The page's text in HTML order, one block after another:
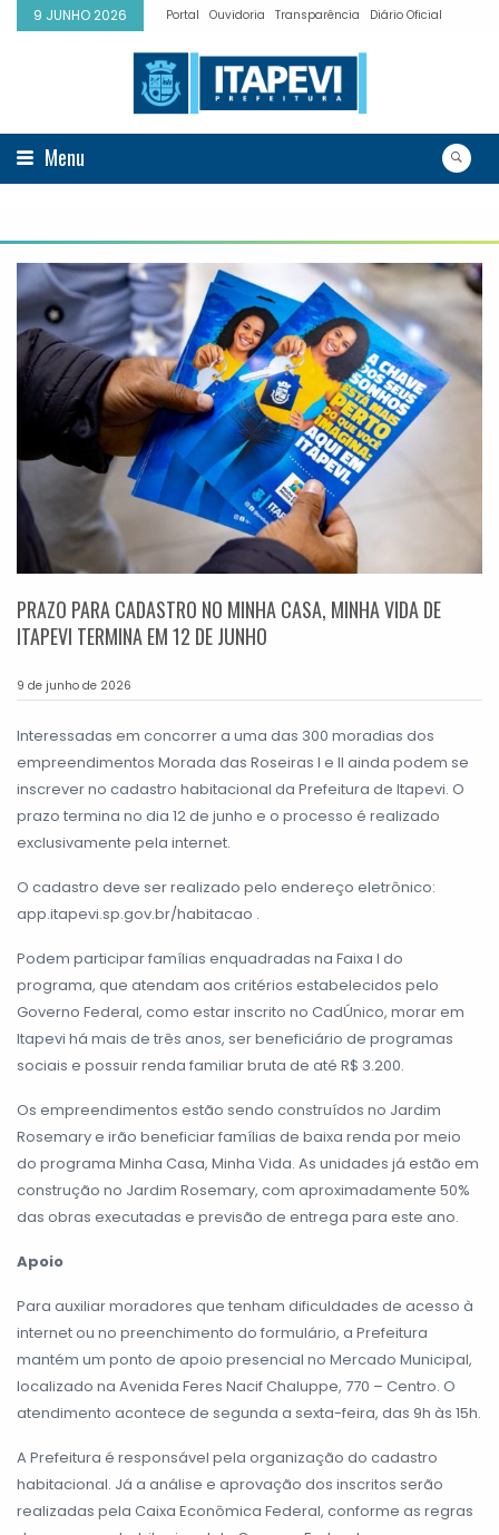
9 JUNHO 2026 Portal Ouvidoria Transparência Diário Oficial
Menu
PRAZO PARA CADASTRO NO MINHA CASA, MINHA VIDA DE
ITAPEVI TERMINA EM 12 DE JUNHO
9 de junho de 2026
Interessadas em concorrer a uma das 300 moradias dos
empreendimentos Morada das Roseiras I e II ainda podem se
inscrever no cadastro habitacional da Prefeitura de Itapevi. O
prazo termina no dia 12 de junho e o processo é realizado
exclusivamente pela internet.
O cadastro deve ser realizado pelo endereço eletrônico:
app.itapevi.sp.gov.br/habitacao .
Podem participar famílias enquadradas na Faixa I do
programa, que atendam aos critérios estabelecidos pelo
Governo Federal, como estar inscrito no CadÚnico, morar em
Itapevi há mais de três anos, ser beneficiário de programas
sociais e possuir renda familiar bruta de até R$ 3.200.
Os empreendimentos estão sendo construídos no Jardim
Rosemary e irão beneficiar famílias de baixa renda por meio
do programa Minha Casa, Minha Vida. As unidades já estão em
construção no Jardim Rosemary, com aproximadamente 50%
das obras executadas e previsão de entrega para este ano.
Apoio
Para auxiliar moradores que tenham dificuldades de acesso à
internet ou no preenchimento do formulário, a Prefeitura
mantém um ponto de apoio presencial no Mercado Municipal,
localizado na Avenida Feres Nacif Chaluppe, 770 – Centro. O
atendimento acontece de segunda a sexta-feira, das 9h às 15h.
A Prefeitura é responsável pela organização do cadastro
habitacional. Já a análise e aprovação dos inscritos serão
realizadas pela Caixa Econômica Federal, conforme as regras